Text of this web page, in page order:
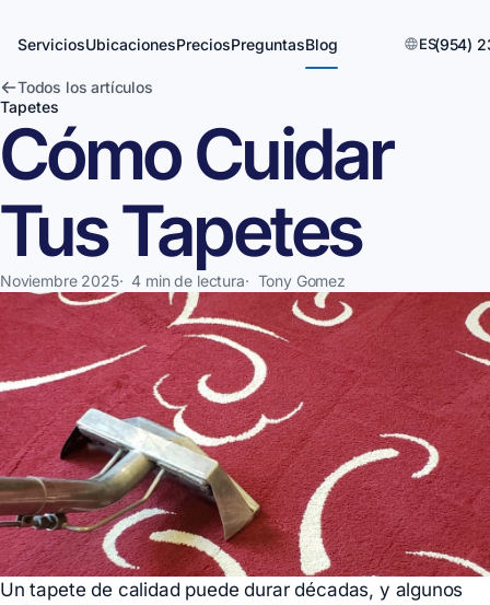
ServiciosUbicacionesPreciosPreguntasBlog ES(954)
Todos los artículos
Tapetes
Cómo Cuidar
Tus Tapetes
Noviembre 2025· 4 min de lectura· Tony Gomez
Un tapete de calidad puede durar décadas, y algunos